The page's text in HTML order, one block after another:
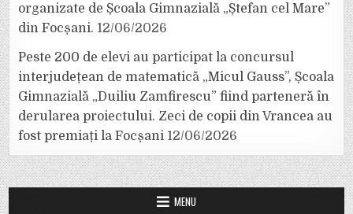
organizate de Școala Gimnazială „Ștefan cel Mare”
din Focșani. 12/06/2026
Peste 200 de elevi au participat la concursul
interjudețean de matematică „Micul Gauss”, Școala
Gimnazială „Duiliu Zamfirescu” fiind parteneră în
derularea proiectului. Zeci de copii din Vrancea au
fost premiați la Focșani 12/06/2026
MENU